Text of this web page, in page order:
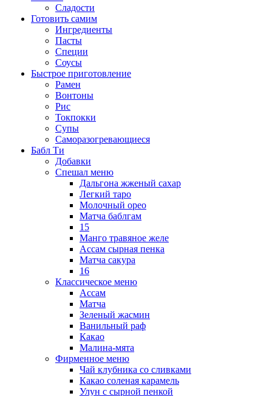
Сладости
Готовить самим
Ингредиенты
Пасты
Специи
Соусы
Быстрое приготовление
Рамен
Вонтоны
Рис
Токпокки
Супы
Саморазогревающиеся
Бабл Ти
Добавки
Спешал меню
Дальгона жженый сахар
Легкий таро
Молочный орео
Матча баблгам
15
Манго травяное желе
Ассам сырная пенка
Матча сакура
16
Классическое меню
Ассам
Матча
Зеленый жасмин
Ванильный раф
Какао
Малина-мята
Фирменное меню
Чай клубника со сливками
Какао соленая карамель
Улун с сырной пенкой